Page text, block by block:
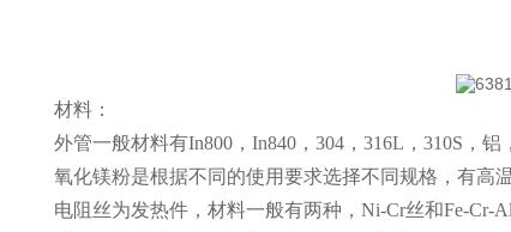
材料：
外管一般材料有In800，In840，304，316L，310S，铝
氧化镁粉是根据不同的使用要求选择不同规格，有高
电阻丝为发热件，材料一般有两种，Ni-Cr丝和Fe-Cr-